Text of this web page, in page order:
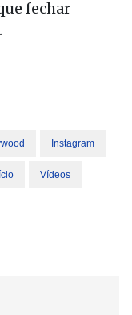
fechar
Instagram
Vídeos